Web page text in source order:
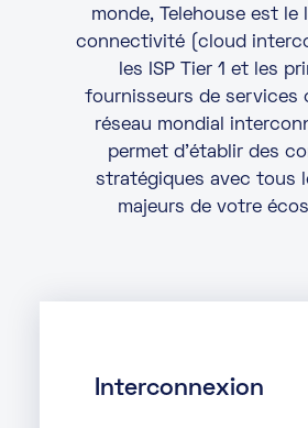
monde, Telehouse est le
connectivité (cloud
les ISP Tier 1 et les
fournisseurs de services
réseau mondial
permet d’établir des
stratégiques avec tous
majeurs de votre
Interconnexion